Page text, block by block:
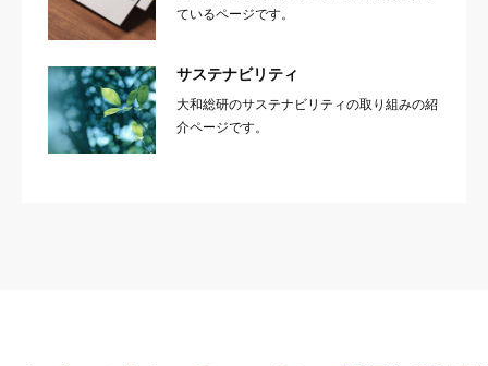
ているページです。
サステナビリティ
大和総研のサステナビリティの取り組みの紹
介ページです。